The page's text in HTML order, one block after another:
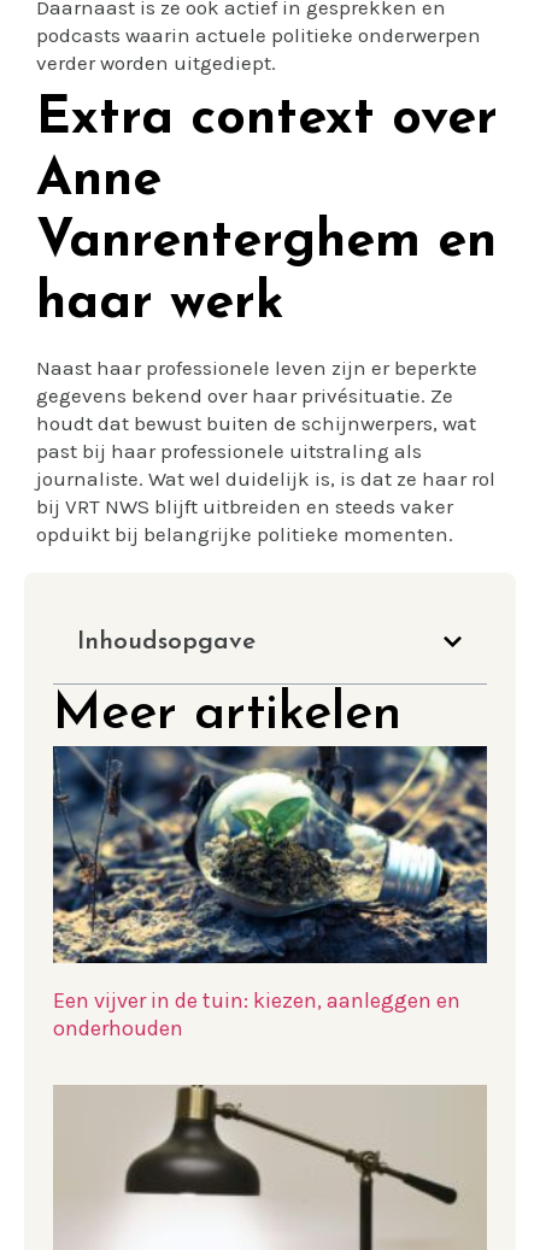
Daarnaast is ze ook actief in gesprekken en
podcasts waarin actuele politieke onderwerpen
verder worden uitgediept.
Extra context over
Anne
Vanrenterghem en
haar werk
Naast haar professionele leven zijn er beperkte
gegevens bekend over haar privésituatie. Ze
houdt dat bewust buiten de schijnwerpers, wat
past bij haar professionele uitstraling als
journaliste. Wat wel duidelijk is, is dat ze haar rol
bij VRT NWS blijft uitbreiden en steeds vaker
opduikt bij belangrijke politieke momenten.
Inhoudsopgave
Meer artikelen
Een vijver in de tuin: kiezen, aanleggen en
onderhouden